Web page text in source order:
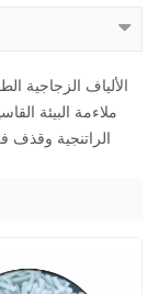
الألياف الزجاجية
ملاءمة البيئة
الراتنجية وقذف